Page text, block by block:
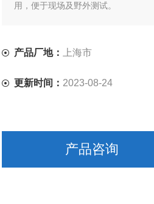
用，便于现场及野外测试。
产品厂地： 上海市
更新时间： 2023-08-24
产品咨询